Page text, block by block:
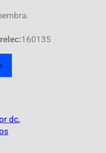
160135
dc